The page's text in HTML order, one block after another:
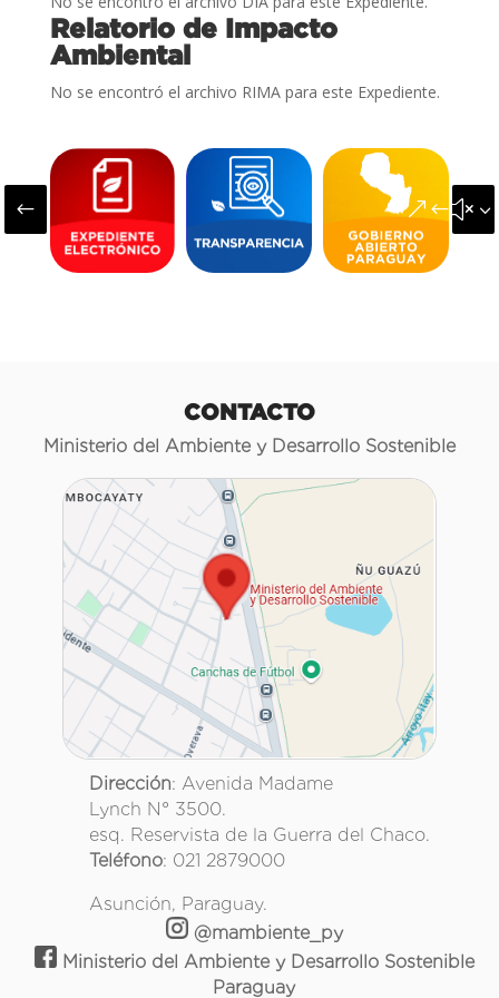
Relatorio de Impacto
Ambiental
No se encontró el archivo RIMA para este Expediente.
#
CONTACTO
Ministerio del Ambiente y Desarrollo Sostenible
Dirección: Avenida Madame
Lynch N° 3500.
esq. Reservista de la Guerra del Chaco.
Teléfono: 021 2879000
Asunción, Paraguay.
@mambiente_py
Ministerio del Ambiente y Desarrollo Sostenible
Paraguay